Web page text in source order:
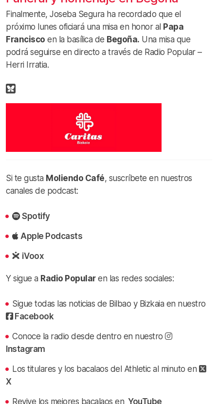
Finalmente, Joseba Segura ha recordado que el
próximo lunes oficiará una misa en honor al Papa
Francisco en la basílica de Begoña. Una misa que
podrá seguirse en directo a través de Radio Popular –
Herri Irratia.
Si te gusta Moliendo Café, suscríbete en nuestros
canales de podcast:
Spotify
Apple Podcasts
iVoox
Y sigue a Radio Popularen las redes sociales:
Sigue todas las noticias de Bilbao y Bizkaia en nuestro
Facebook
Conoce la radio desde dentro en nuestro
Instagram
Los titulares y los bacalaos del Athletic al minuto en
X
Revive los mejores bacalaos en YouTube